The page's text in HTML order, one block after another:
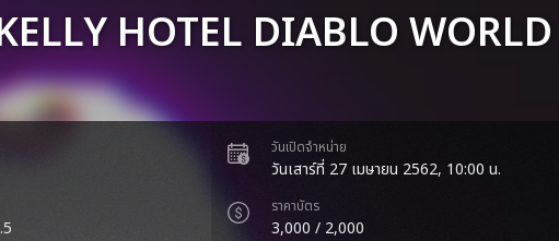
HOTEL DIABLO
วันเปิดจำหน่าย
วันเสาร์ที่ 27 เมษายน 2562, 10:00 น.
ราคาบัตร
3,000 / 2,000